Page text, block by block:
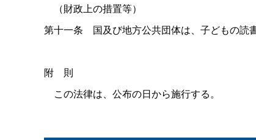
（財政上の措置等）
第十一条 国及び地方公共団体は、子どもの読
附 則
この法律は、公布の日から施行する。